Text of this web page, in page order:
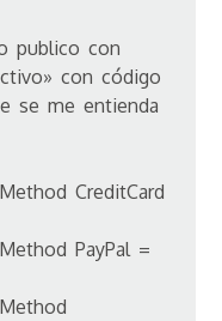
publico con
con código
se me entienda
CreditCard
PayPal =